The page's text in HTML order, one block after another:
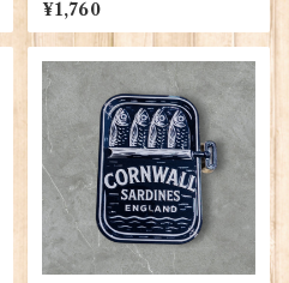
-XWTP167
¥1,760